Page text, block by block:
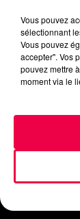
Vous pouvez
sélectionnant
Vous pouvez
accepter". Vos
pouvez mettre
moment via le